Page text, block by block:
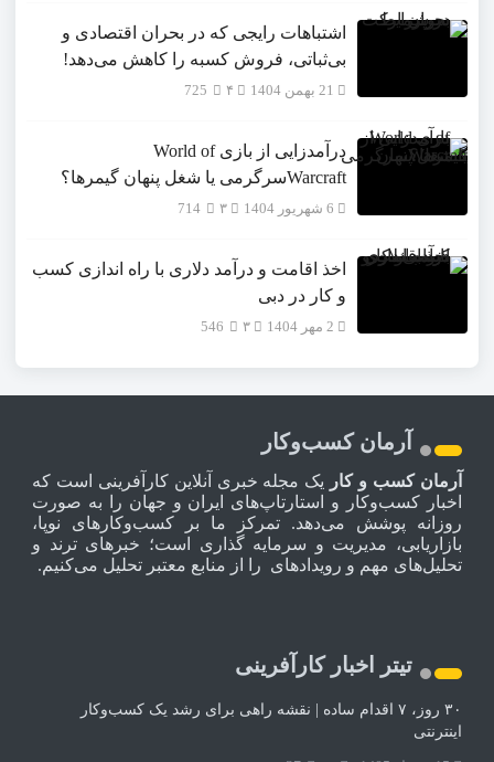
اشتباهات رایجی که در بحران اقتصادی و
بی‌ثباتی، فروش کسبه را کاهش می‌دهد!
21 بهمن 1404 725
درآمدزایی از بازی World of
Warcraftسرگرمی یا شغل پنهان گیمرها؟
6 شهریور 1404 714
اخذ اقامت و درآمد دلاری با راه اندازی کسب
و کار در دبی
2 مهر 1404 546
آرمان کسب‌وکار
آرمان کسب و کار
یک مجله خبری آنلاین کارآفرینی است که
اخبار کسب‌وکار و استارتاپ‌های ایران و جهان را به صورت
روزانه پوشش می‌دهد. تمرکز ما بر کسب‌وکارهای نوپا،
بازاریابی، مدیریت و سرمایه گذاری است؛ خبرهای ترند و
تحلیل‌های مهم و رویدادهای را از منابع معتبر تحلیل می‌کنیم.
تیتر اخبار کارآفرینی
۳۰ روز، ۷ اقدام ساده | نقشه راهی برای رشد یک کسب‌وکار
اینترنتی